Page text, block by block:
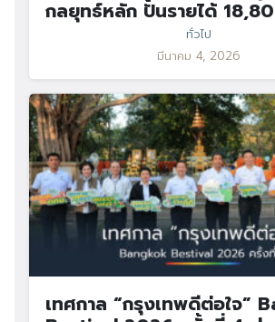
กลยุทธ์หลัก ปั้นรายได้
ทั่วไป
มีนาคม 4, 2026
เทศกาล “กรุงเทพดีต่อใจ”